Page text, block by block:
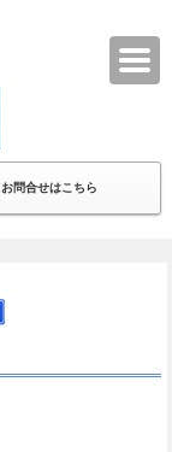
お問合せはこちら